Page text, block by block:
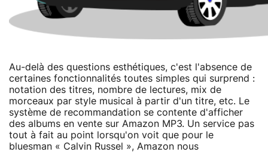
Au-delà des questions esthétiques, c'est l'absence de
certaines fonctionnalités toutes simples qui surprend :
notation des titres, nombre de lectures, mix de
morceaux par style musical à partir d'un titre, etc. Le
système de recommandation se contente d'afficher
des albums en vente sur Amazon MP3. Un service pas
tout à fait au point lorsqu'on voit que pour le
bluesman « Calvin Russel », Amazon nous